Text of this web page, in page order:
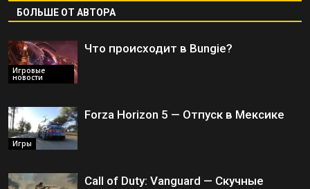
БОЛЬШЕ ОТ АВТОРА
Игровые
новости
Что происходит в Bungie?
Игры
Forza Horizon 5 — Отпуск в Мексике
Call of Duty: Vanguard — Скучные